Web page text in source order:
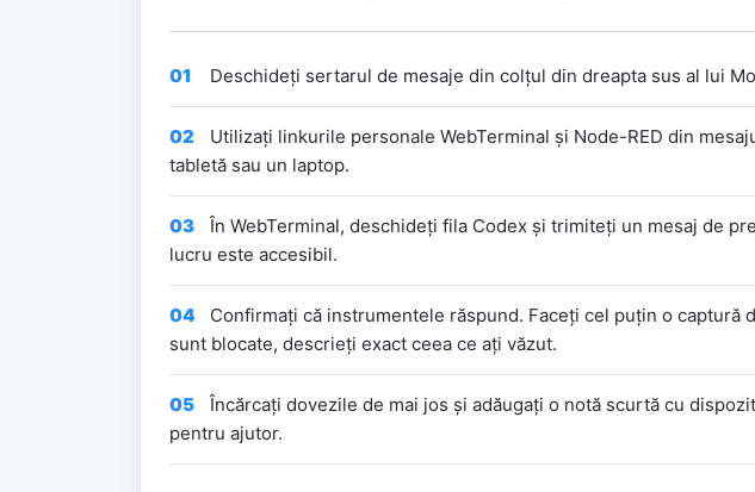
01 Deschideți sertarul de mesaje din colțul din dreapta sus al lui
02
Utilizați linkurile personale WebTerminal și Node-RED din
tabletă sau un laptop.
03
În WebTerminal, deschideți fila Codex și trimiteți un mesaj de
lucru este accesibil.
04
Confirmați că instrumentele răspund. Faceți cel puțin o
sunt blocate, descrieți exact ceea ce ați văzut.
05
Încărcați dovezile de mai jos și adăugați o notă scurtă cu
pentru ajutor.